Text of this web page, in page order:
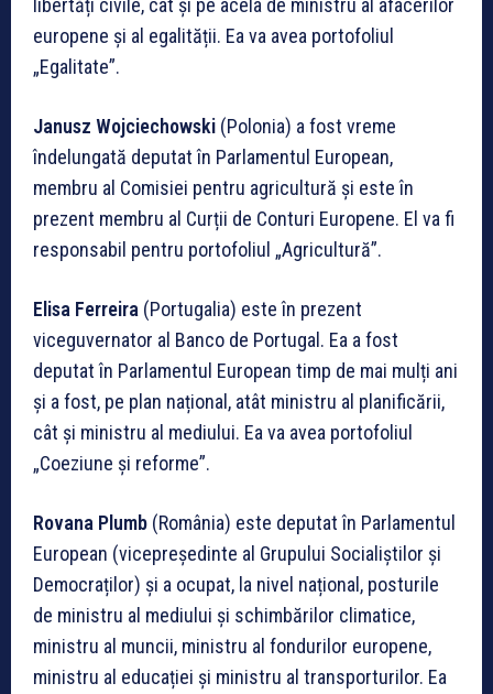
europene și al egalității. Ea va avea portofoliul
„Egalitate”.
Janusz Wojciechowski (Polonia) a fost vreme
îndelungată deputat în Parlamentul European,
membru al Comisiei pentru agricultură și este în
prezent membru al Curții de Conturi Europene. El va fi
responsabil pentru portofoliul „Agricultură”.
Elisa Ferreira (Portugalia) este în prezent
viceguvernator al Banco de Portugal. Ea a fost
deputat în Parlamentul European timp de mai mulți ani
și a fost, pe plan național, atât ministru al planificării,
cât și ministru al mediului. Ea va avea portofoliul
„Coeziune și reforme”.
Rovana Plumb (România) este deputat în Parlamentul
European (vicepreședinte al Grupului Socialiștilor și
Democraților) și a ocupat, la nivel național, posturile
de ministru al mediului și schimbărilor climatice,
ministru al muncii, ministru al fondurilor europene,
ministru al educației și ministru al transporturilor. Ea